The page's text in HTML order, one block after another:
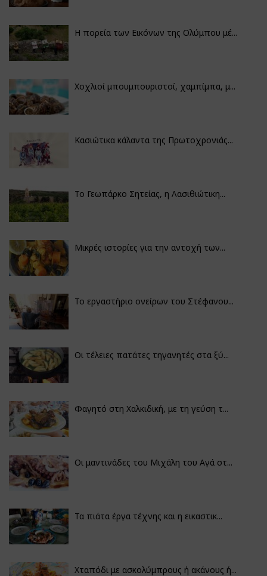
Η πορεία των Εικόνων της Ολύμπου μέ...
Χοχλιοί μπουμπουριστοί, χαμπίμπα, μ...
Κασιώτικα κάλαντα της Πρωτοχρονιάς...
Το Γεωπάρκο Σητείας, η Λασιθιώτικη...
Μικρές ιστορίες για την αντοχή των...
Το εργαστήριο ονείρων του Στέφανου...
Οι τέλειες πατάτες τηγανητές στα ξύ...
Φαγητό στη Χαλκιδική, με τη γεύση τ...
Οι μαντινάδες του Μιχάλη του Αγά στ...
Τα πιάτα έργα τέχνης και η εικαστικ...
Χταπόδι με ασκολύμπρους ή ακάνους ή...